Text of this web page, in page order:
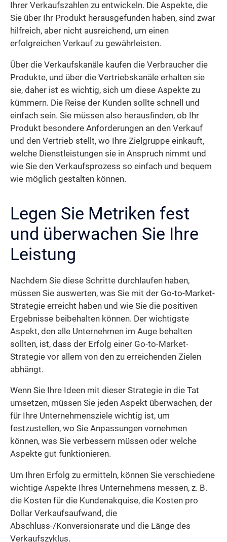
Ihrer Verkaufszahlen zu entwickeln. Die Aspekte, die
Sie über Ihr Produkt herausgefunden haben, sind zwar
hilfreich, aber nicht ausreichend, um einen
erfolgreichen Verkauf zu gewährleisten.
Über die Verkaufskanäle kaufen die Verbraucher die
Produkte, und über die Vertriebskanäle erhalten sie
sie, daher ist es wichtig, sich um diese Aspekte zu
kümmern. Die Reise der Kunden sollte schnell und
einfach sein. Sie müssen also herausfinden, ob Ihr
Produkt besondere Anforderungen an den Verkauf
und den Vertrieb stellt, wo Ihre Zielgruppe einkauft,
welche Dienstleistungen sie in Anspruch nimmt und
wie Sie den Verkaufsprozess so einfach und bequem
wie möglich gestalten können.
Legen Sie Metriken fest
und überwachen Sie Ihre
Leistung
Nachdem Sie diese Schritte durchlaufen haben,
müssen Sie auswerten, was Sie mit der Go-to-Market-
Strategie erreicht haben und wie Sie die positiven
Ergebnisse beibehalten können. Der wichtigste
Aspekt, den alle Unternehmen im Auge behalten
sollten, ist, dass der Erfolg einer Go-to-Market-
Strategie vor allem von den zu erreichenden Zielen
abhängt.
Wenn Sie Ihre Ideen mit dieser Strategie in die Tat
umsetzen, müssen Sie jeden Aspekt überwachen, der
für Ihre Unternehmensziele wichtig ist, um
festzustellen, wo Sie Anpassungen vornehmen
können, was Sie verbessern müssen oder welche
Aspekte gut funktionieren.
Um Ihren Erfolg zu ermitteln, können Sie verschiedene
wichtige Aspekte Ihres Unternehmens messen, z. B.
die Kosten für die Kundenakquise, die Kosten pro
Dollar Verkaufsaufwand, die
Abschluss-/Konversionsrate und die Länge des
Verkaufszyklus.